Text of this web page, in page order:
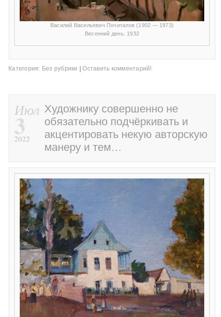
Василий Васильевич Почиталов (1902 — 1973)
Весенний день. 1932
Категория: Без рубрики | Оставить комментарий!
Июл
3
2022
Художнику совершенно не
обязательно подчёркивать и
акцентировать некую авторскую
манеру и тем…